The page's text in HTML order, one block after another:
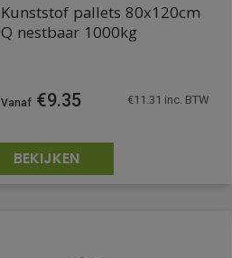
Kunststof pallets 80x120cm
Q nestbaar 1000kg
€9.35 €11.31 inc. BTW
BEKIJKEN